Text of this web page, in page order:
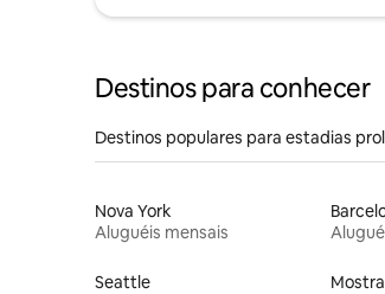
Destinos para conhecer
Destinos populares para estadias
Nova York
Aluguéis mensais
Seattle